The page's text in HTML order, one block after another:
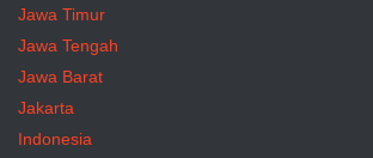
Jawa Timur
Jawa Tengah
Jawa Barat
Jakarta
Indonesia